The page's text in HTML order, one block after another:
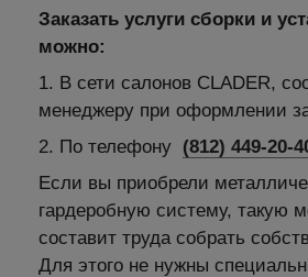
Заказать услуги сборки и
можно:
1. В сети салонов CLADER,
менеджеру при оформлении
2. По телефону (812) 449-20-
Если вы приобрели
гардеробную систему, такую
составит труда собрать
Для этого не нужны